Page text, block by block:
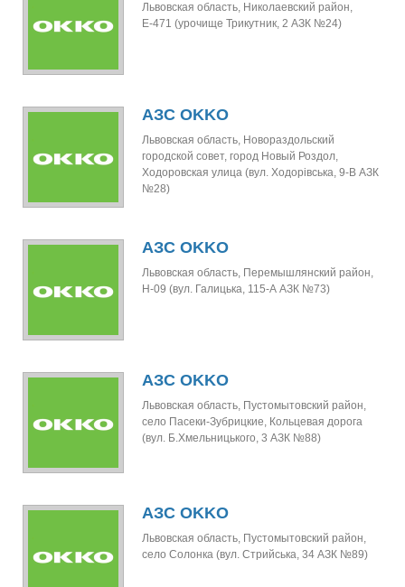
Львовская область, Николаевский район,
Е-471 (урочище Трикутник, 2 АЗК №24)
АЗС OKKO
Львовская область, Новораздольский
городской совет, город Новый Роздол,
Ходоровская улица (вул. Ходорівська, 9-В АЗК
№28)
АЗС OKKO
Львовская область, Перемышлянский район,
Н-09 (вул. Галицька, 115-А АЗК №73)
АЗС OKKO
Львовская область, Пустомытовский район,
село Пасеки-Зубрицкие, Кольцевая дорога
(вул. Б.Хмельницького, 3 АЗК №88)
АЗС OKKO
Львовская область, Пустомытовский район,
село Солонка (вул. Стрийська, 34 АЗК №89)